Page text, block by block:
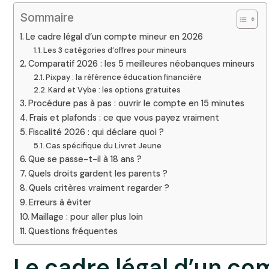
Sommaire
Le cadre légal d’un compte mineur en 2026
Les 3 catégories d’offres pour mineurs
Comparatif 2026 : les 5 meilleures néobanques mineurs
Pixpay : la référence éducation financière
Kard et Vybe : les options gratuites
Procédure pas à pas : ouvrir le compte en 15 minutes
Frais et plafonds : ce que vous payez vraiment
Fiscalité 2026 : qui déclare quoi ?
Cas spécifique du Livret Jeune
Que se passe-t-il à 18 ans ?
Quels droits gardent les parents ?
Quels critères vraiment regarder ?
Erreurs à éviter
Maillage : pour aller plus loin
Questions fréquentes